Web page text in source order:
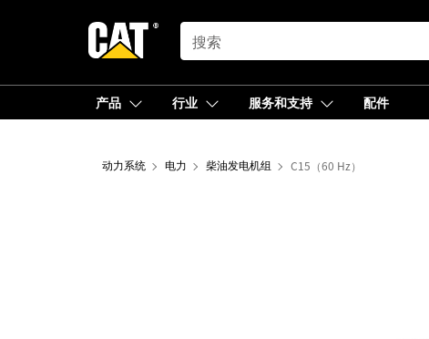
SEARCH
产品 行业 服务和支持 配件
动力系统 电力 柴油发电机组 C15（60 Hz）